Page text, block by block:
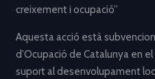
creixement i ocupació”
Aquesta acció està
d’Ocupació de Catalunya en
suport al desenvolupament